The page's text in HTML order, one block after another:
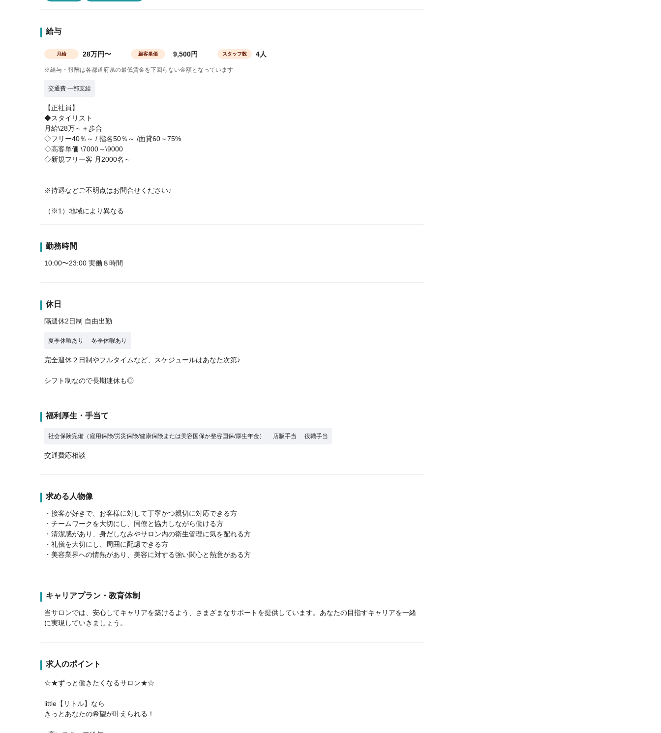
給与
月給 28万円〜 顧客単価 9,500円 スタッフ数 4人
※給与・報酬は各都道府県の最低賃金を下回らない金額となっています
交通費 一部支給
【正社員】
◆スタイリスト
月給\28万～＋歩合
◇フリー40％～ / 指名50％～ /面貸60～75%
◇高客単価 \7000～\9000
◇新規フリー客 月2000名～
※待遇などご不明点はお問合せください♪
（※1）地域により異なる
勤務時間
10:00〜23:00 実働８時間
休日
隔週休2日制 自由出勤
夏季休暇あり 冬季休暇あり
完全週休２日制やフルタイムなど、スケジュールはあなた次第♪
シフト制なので長期連休も◎
福利厚生・手当て
社会保険完備（雇用保険/労災保険/健康保険または美容国保か整容国保/厚生年金） 店販手当 役職手当
交通費応相談
求める人物像
・接客が好きで、お客様に対して丁寧かつ親切に対応できる方
・チームワークを大切にし、同僚と協力しながら働ける方
・清潔感があり、身だしなみやサロン内の衛生管理に気を配れる方
・礼儀を大切にし、周囲に配慮できる方
・美容業界への情熱があり、美容に対する強い関心と熱意がある方
キャリアプラン・教育体制
当サロンでは、安心してキャリアを築けるよう、さまざまなサポートを提供しています。あなたの目指すキャリアを一緒
に実現していきましょう。
求人のポイント
☆★ずっと働きたくなるサロン★☆
little【リトル】なら
きっとあなたの希望が叶えられる！